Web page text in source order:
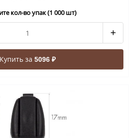
кол-во упак (1 000 шт)
+
Купить за 5096 ₽